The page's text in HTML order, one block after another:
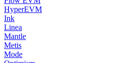
HyperEVM
Ink
Linea
Mantle
Metis
Mode